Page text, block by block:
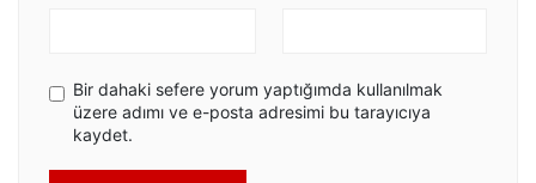
Bir dahaki sefere yorum yaptığımda kullanılmak
üzere adımı ve e-posta adresimi bu tarayıcıya
kaydet.